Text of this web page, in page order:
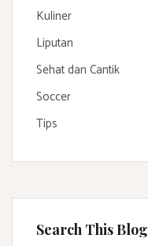
Kuliner
Liputan
Sehat dan Cantik
Soccer
Tips
Search This Blog